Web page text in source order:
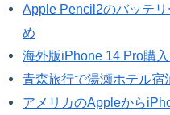
Apple Pencil2のバッテ
め
海外版iPhone 14 Pro購
青森旅行で湯瀬ホテル宿
アメリカのAppleから